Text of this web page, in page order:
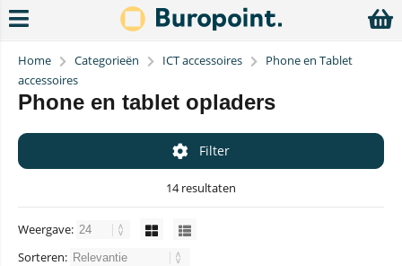
Home Categorieën ICT accessoires
Phone en Tablet
accessoires
Phone en tablet opladers
Filter
14 resultaten
Weergave:
Sorteren: